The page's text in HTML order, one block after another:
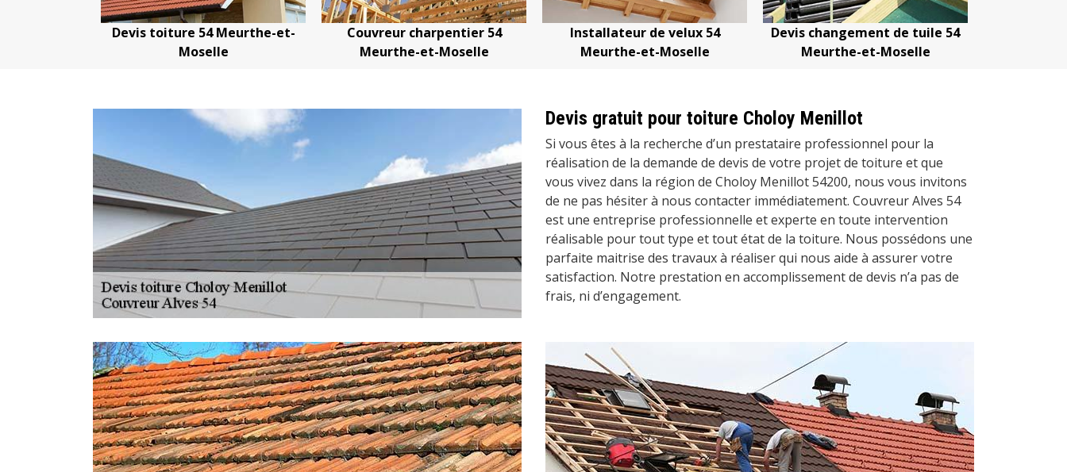
Devis toiture 54 Meurthe-et-
Moselle
Couvreur charpentier 54
Meurthe-et-Moselle
Installateur de velux 54
Meurthe-et-Moselle
Devis changement de tuile 54
Meurthe-et-Moselle
Devis gratuit pour toiture Choloy Menillot
Si vous êtes à la recherche d’un prestataire professionnel pour la
réalisation de la demande de devis de votre projet de toiture et que
vous vivez dans la région de Choloy Menillot 54200, nous vous invitons
de ne pas hésiter à nous contacter immédiatement. Couvreur Alves 54
est une entreprise professionnelle et experte en toute intervention
réalisable pour tout type et tout état de la toiture. Nous possédons une
parfaite maitrise des travaux à réaliser qui nous aide à assurer votre
satisfaction. Notre prestation en accomplissement de devis n’a pas de
frais, ni d’engagement.